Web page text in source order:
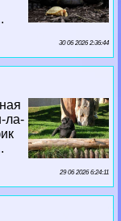
30 06 2026 2:36:44
ла-
29 06 2026 6:24:11